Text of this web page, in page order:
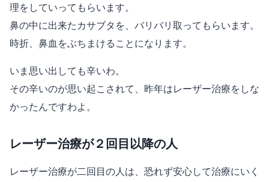
理をしていってもらいます。
鼻の中に出来たカサブタを、バリバリ取ってもらいます。
時折、鼻血をぶちまけることになります。
いま思い出しても辛いわ。
その辛いのが思い起こされて、昨年はレーザー治療をしな
かったんですわよ。
レーザー治療が２回目以降の人
レーザー治療が二回目の人は、恐れず安心して治療にいく